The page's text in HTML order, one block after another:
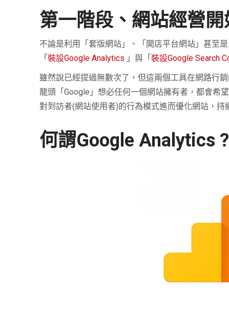
第一階段、網站經營開
不論是利用「套版網站」、「開店平台網站」甚至
「裝設Google Analytics 」與「裝設Google Search
雖然說已經提過無數次了，但這兩個工具在網路行
龍頭「Google 」想必任何一個網站擁有者，都會希
對到訪者(網站使用者)的行為模式進而優化網站，持
何謂Google Analytics ?